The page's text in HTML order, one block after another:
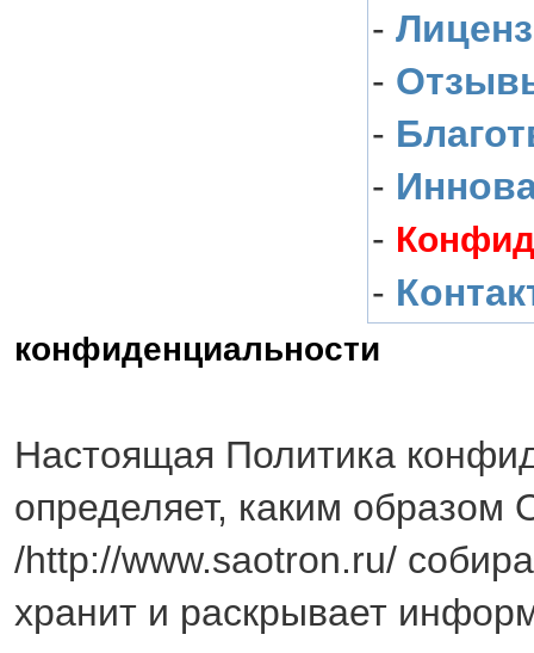
-
-
-
-
-
-
конфиденциальности
Настоящая Политика
определяет, каким
/http://www.saotron.ru/
хранит и раскрывает